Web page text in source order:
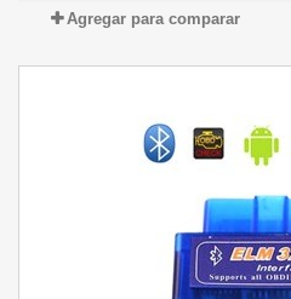
Agregar para comparar